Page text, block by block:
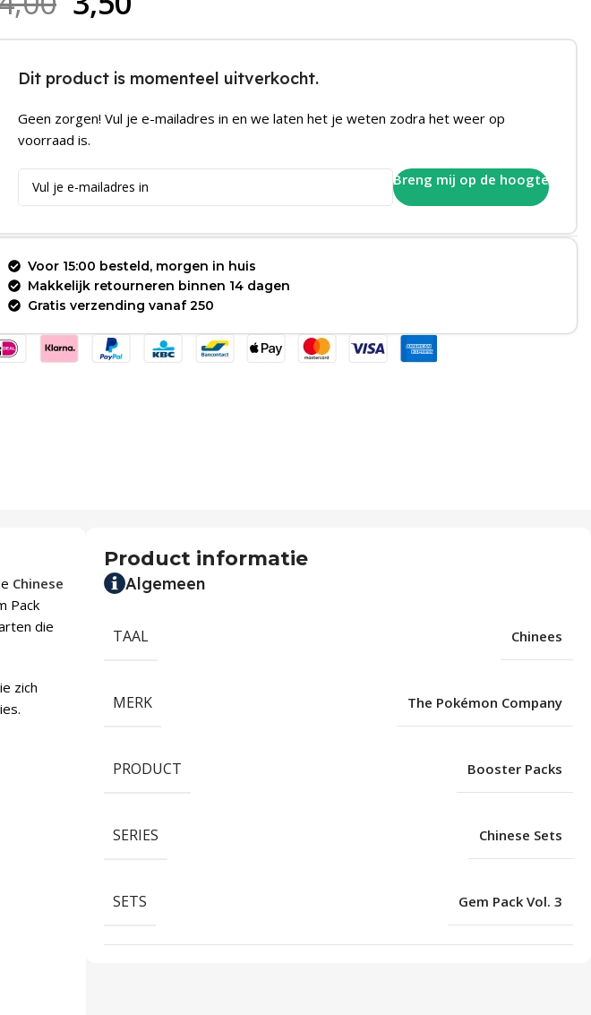
Dit product is momenteel uitverkocht.
Geen zorgen! Vul je e-mailadres in en we laten het je weten zodra het weer op
voorraad is.
Breng mij op de hoogte
Voor 15:00 besteld, morgen in huis
Makkelijk retourneren binnen 14 dagen
Gratis verzending vanaf 250
Chinese
Pack
die
zich
Product informatie
Algemeen
TAAL Chinees
MERK The Pokémon Company
PRODUCT Booster Packs
SERIES Chinese Sets
SETS Gem Pack Vol. 3